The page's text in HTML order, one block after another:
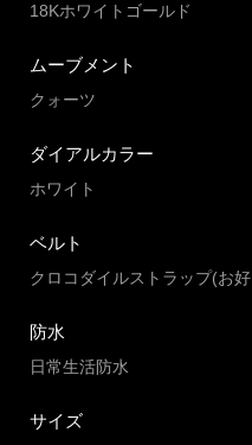
18Kホワイトゴールド
ムーブメント
クォーツ
ダイアルカラー
ホワイト
ベルト
クロコダイルストラップ(お
防水
日常生活防水
サイズ